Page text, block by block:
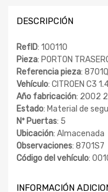
DESCRIPCIÓN
RefID: 100110
Pieza: PORTON
Referencia pieza:
Vehículo: CITROEN C3
Año fabricación: 2002
Estado: Material de
Nº Puertas: 5
Ubicación: Almacenada
Observaciones: 8701S7
Código del vehículo:
INFORMACIÓN